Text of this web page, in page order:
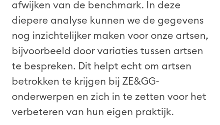
afwijken van de benchmark. In deze
diepere analyse kunnen we de gegevens
nog inzichtelijker maken voor onze artsen,
bijvoorbeeld door variaties tussen artsen
te bespreken. Dit helpt echt om artsen
betrokken te krijgen bij ZE&GG-
onderwerpen en zich in te zetten voor het
verbeteren van hun eigen praktijk.